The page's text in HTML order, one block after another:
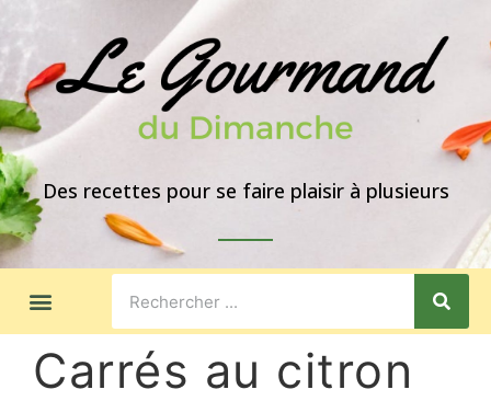
Des recettes pour se faire plaisir à plusieurs
Carrés au citron